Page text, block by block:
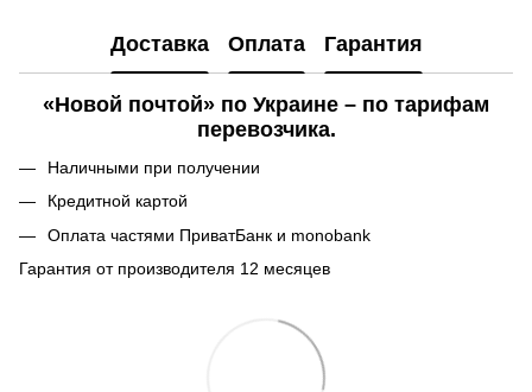
Доставка Оплата Гарантия
«Новой почтой» по Украине – по тарифам
перевозчика.
Наличными при получении
Кредитной картой
Оплата частями ПриватБанк и monobank
Гарантия от производителя 12 месяцев